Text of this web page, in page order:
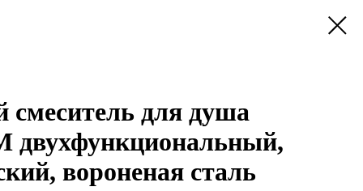
смеситель для душа
двухфункциональный,
вороненая сталь